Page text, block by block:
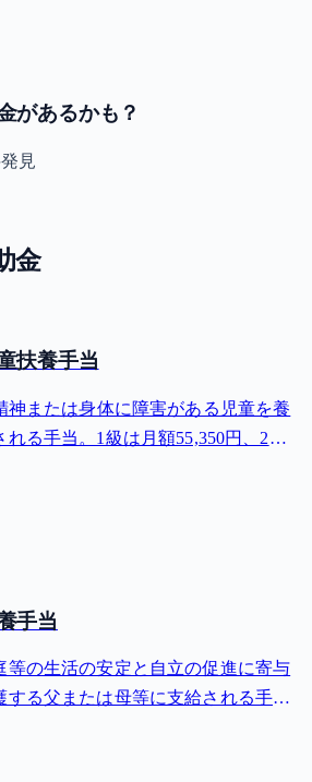
があるかも？
見
金
扶養手当
神または身体に障害がある児童を養
る手当。1級は月額55,350円、2級
手当
等の生活の安定と自立の促進に寄与
する父または母等に支給される手